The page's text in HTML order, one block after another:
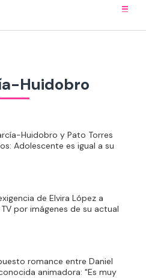
Huidobro
Huidobro y Pato Torres
Adolescente es igual a su
de Elvira López a
por imágenes de su actual
romance entre Daniel
animadora: "Es muy